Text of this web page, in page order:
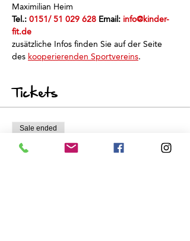
Maximilian Heim
Tel.: 0151/ 51 029 628 Email: info@kinder-
fit.de
zusätzliche Infos finden Sie auf der Seite
des kooperierenden Sportvereins.
Tickets
Sale ended
Ticket type